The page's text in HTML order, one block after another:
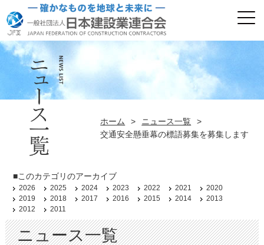
ホーム > ニュース一覧
>
交通安全懸垂幕の標語募集を募集します
ニュース一覧
■このカテゴリのアーカイブ
2026 2025 2024 2023 2022 2021
2020
2019
2018 2017 2016 2015 2014
2013
2012
2011